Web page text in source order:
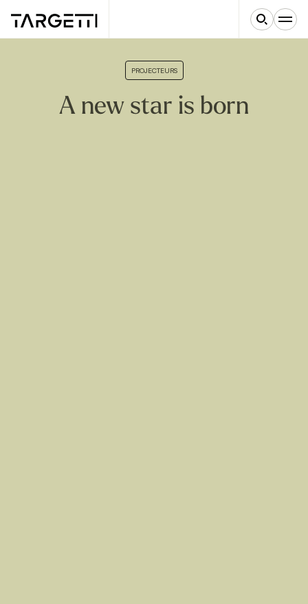
PROJECTEURS
A new star is born